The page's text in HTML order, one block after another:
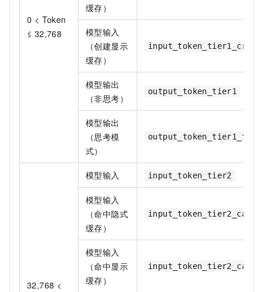
0 < Token
≤ 32,768
缓存）
模型输入
（创建显示
缓存）
模型输出
（非思考）
output_token_tier1
模型输出
（思考模
式）
32,768 <
模型输入 input_token_tier2
模型输入
（命中隐式
缓存）
模型输入
（命中显示
缓存）